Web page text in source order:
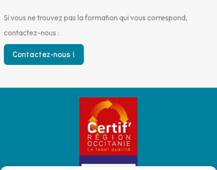
Si vous ne trouvez pas la formation qui vous correspond,
contactez-nous :
Contactez-nous !